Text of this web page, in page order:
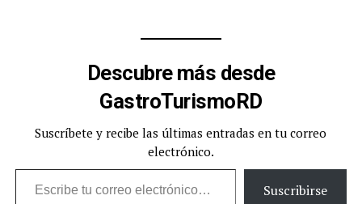
Descubre más desde
GastroTurismoRD
Suscríbete y recibe las últimas entradas en tu correo
electrónico.
Escribe tu correo electrónico…
Suscribirse